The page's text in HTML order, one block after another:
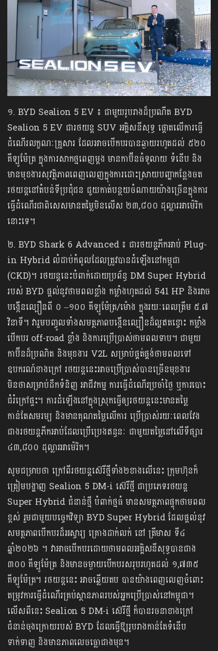
១. BYD Sealion 5 EV ៖ ជាមួយរូបរាងដ៏ប្រណីត BYD
Sealion 5 EV ជារថយន្ត SUV អគ្គិសនីសុទ្ធ ផ្តោតលើការធ្វើ
ដំណើរលក្ខណៈគ្រួសារ ដែលអាចបើកបរបានឆ្ងាយរហូតដល់ ៥២០
គីឡូម៉ែត្រ ក្នុងការសាកថ្មពេញម្តង មានកាប៊ីនធំទូលាយ ទំនើប និង
មានមុខងារសុវត្ថិភាពពេញលេញក្នុងការដោះស្រាយបញ្ហាកន្លែងចត
រថយន្តនៅតំបន់ទីប្រជុំជន ជួយកាត់បន្ថយចំណាយយ៉ាងច្រើនក្នុងការ
ធ្វើដំណើរជាពិសេសមានតម្លៃមិនលើស ២៣,៨០០ ដុល្លារអាម៉េរិក
នោះទេ។
២. BYD Shark 6 Advanced ៖ ជារថយន្តភីកអាប់ Plug-
in Hybrid លំដាប់កំពូលដែលត្រូវបានដំឡើងនៅកម្ពុជា
(CKD)។ រថយន្តនេះបំពាក់ដោយប្រព័ន្ធ DM Super Hybrid
របស់ BYD ផ្តល់នូវថាមពលខ្លាំង កម្លាំងហូតដល់ 541 HP និងអាច
បង្កើនល្បឿនពី ០ –១០០ គីឡូម៉ែត្រ/ម៉ោង ក្នុងរយៈពេលត្រឹម ៥.៧
វិនាទី។ វារួមបញ្ចូលទាំងសមត្ថភាពបង្កើនល្បឿនដ៏ល្អឥតខ្ចោះ កម្លាំង
បើកបរ off-road ខ្លាំង និងការប្រើប្រាស់ថាមពលទាប។ ជាមួយ
កាប៊ីនដ៏ប្រណិត និងមុខងារ V2L សម្រាប់ផ្គត់ផ្គង់ថាមពលទៅ
ឧបករណ៍ខាងក្រៅ រថយន្តនេះអាចប្រើប្រាស់បានច្រើនមុខងារ
មិនថាសម្រាប់ដឹកទំនិញ អាជីវកម្ម ការធ្វើដំណើរប្រចាំថ្ងៃ ឬការបោះ
ជំរំក្រៅផ្ទះ។ ការដំឡើងនៅក្នុងស្រុកធ្វើឲ្យរថយន្តនេះមានតម្លៃ
កាន់តែសមរម្យ និងមានគុណតម្លៃលើការ ប្រើប្រាស់រយៈពេលវែង
ជាងរថយន្តភីកអាប់ដែលប្រើប្រេងឥន្ធនៈ ជាមួយតម្លៃនៅលើទីផ្សារ
៤៣,៨០០ ដុល្លារអាម៉េរិក។
សូមជម្រាបថា ក្រៅពីរថយន្តស៊េរីថ្មីទាំង២ខាងលើនេះ ក្រុមហ៊ុនក៏
ត្រៀមបង្ហាញ Sealion 5 DM-i ស៊េរីថ្មី ជាប្រភេទរថយន្ត
Super Hybrid ជំនាន់ថ្មី បំពាក់ថ្មធំ មានសមត្ថភាពផ្ទុកថាមពល
ខ្ពស់ រួមជាមួយបច្ចេកវិទ្យា BYD Super Hybrid ដែលផ្តល់នូវ
សមត្ថភាពបើកបរដ៏អស្ចារ្យ គ្រោងដាក់លក់ នៅ ត្រីមាស ទី៤
ឆ្នាំ២០២៦ ។ វាអាចបើកបរដោយថាមពលអគ្គិសនីសុទ្ធបានជាង
៣០០ គីឡូម៉ែត្រ និងមានចម្ងាយបើកបរសរុបរហូតដល់ ១,៧៣៥
គីឡូម៉ែត្រ។ រថយន្តនេះ អាចឆ្លើយតប បានយ៉ាងពេញលេញចំពោះ
តម្រូវការធ្វើដំណើរគ្រប់ស្ថានភាពរបស់អ្នកប្រើប្រាស់នៅកម្ពុជា។
លើសពីនេះ Sealion 5 DM-i ស៊េរីថ្មី ក៏បានរចនាខាងក្រៅ
ជំនាន់ចុងក្រោយរបស់ BYD ដែលធ្វើឱ្យរូបរាងកាន់តែទំនើប
ទាក់ទាញ និងមានភាពលេចធ្លោជាងមុន។